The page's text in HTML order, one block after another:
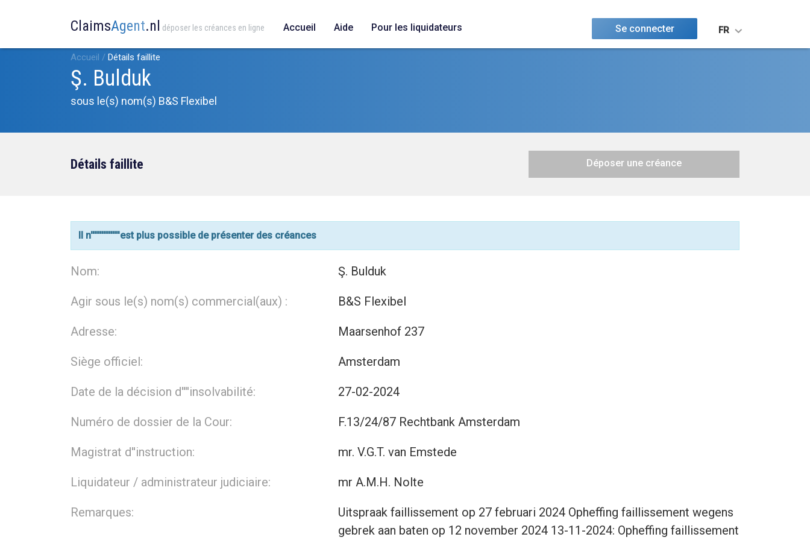
ClaimsAgent.nl déposer les créances en ligne Accueil Aide Pour les liquidateurs Se connecter FR
Accueil / Détails faillite
Ş. Bulduk
sous le(s) nom(s) B&S Flexibel
Détails faillite Déposer une créance
Il n''''''''''''''''est plus possible de présenter des créances
Nom: Ş. Bulduk
Agir sous le(s) nom(s) commercial(aux) : B&S Flexibel
Adresse: Maarsenhof 237
Siège officiel: Amsterdam
Date de la décision d''''insolvabilité: 27-02-2024
Numéro de dossier de la Cour: F.13/24/87 Rechtbank Amsterdam
Magistrat d''instruction: mr. V.G.T. van Emstede
Liquidateur / administrateur judiciaire: mr A.M.H. Nolte
Remarques:
Uitspraak faillissement op 27 februari 2024 Opheffing faillissement wegens
gebrek aan baten op 12 november 2024 13-11-2024: Opheffing faillissement